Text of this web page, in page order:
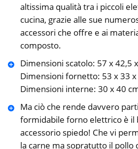
altissima qualità tra i piccoli
cucina, grazie alle sue
accessori che offre e ai
composto.
Dimensioni scatolo: 57 x 42,5
Dimensioni fornetto: 53 x 33 x
Dimensioni interne: 30 x 40
Ma ciò che rende davvero
formidabile forno elettrico è il
accessorio spiedo! Che vi
la carne ma sopratutto il pollo